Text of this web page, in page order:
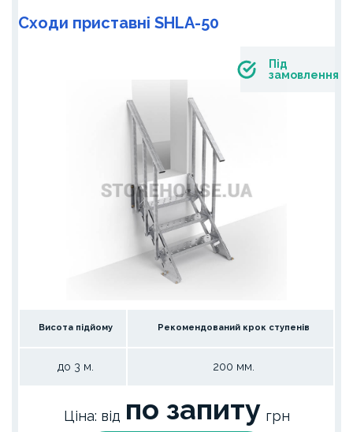
Сходи приставні SHLA-50
Під
замовлення
Висота підйому Рекомендований крок ступенів
до 3 м. 200 мм.
Ціна: від по запиту грн